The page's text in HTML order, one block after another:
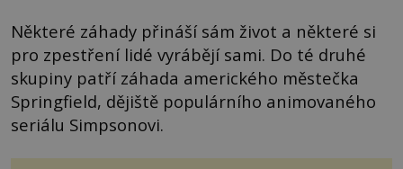
Některé záhady přináší sám život a některé si
pro zpestření lidé vyrábějí sami. Do té druhé
skupiny patří záhada amerického městečka
Springfield, dějiště populárního animovaného
seriálu Simpsonovi.